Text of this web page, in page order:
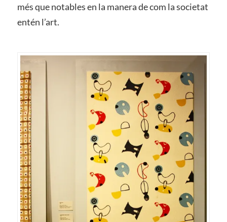
més que notables en la manera de com la societat
entén l’art.